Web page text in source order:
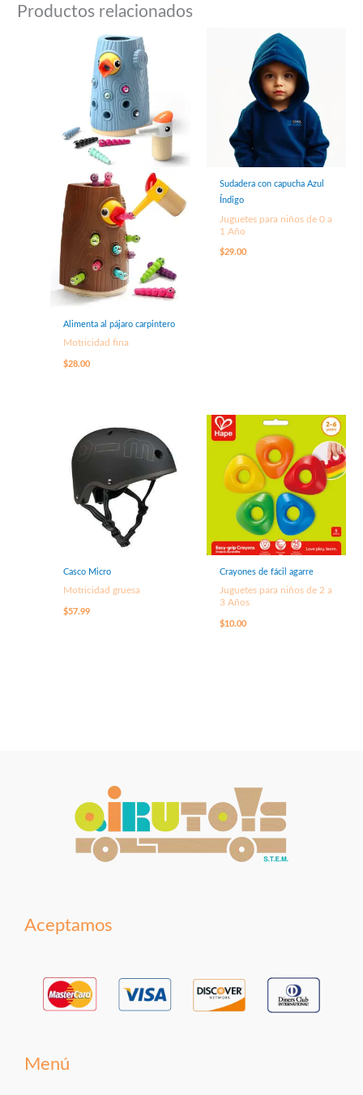
Productos relacionados
Alimenta al pájaro carpintero
Motricidad fina
$28.00
Sudadera con capucha Azul
Índigo
Juguetes para niños de 0 a
1 Año
$29.00
Casco Micro
Motricidad gruesa
$57.99
Crayones de fácil agarre
Juguetes para niños de 2 a
3 Años
$10.00
Aceptamos
Menú